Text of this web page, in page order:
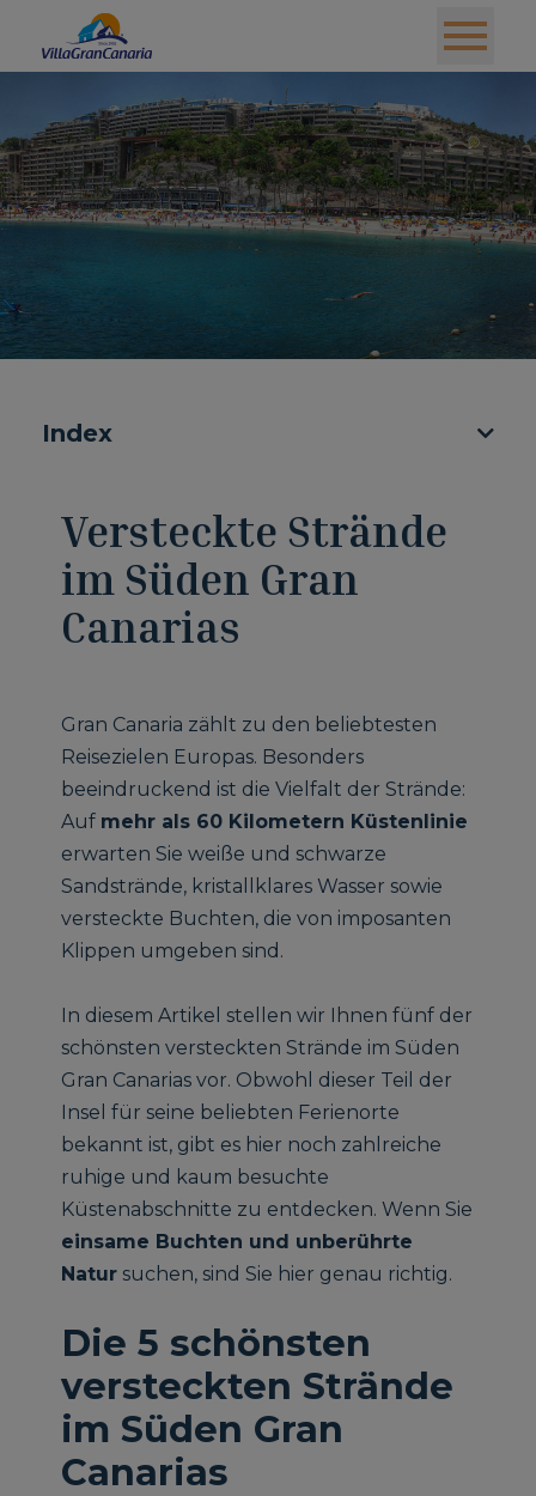
Index
Versteckte Strände
im Süden Gran
Canarias
Gran Canaria zählt zu den beliebtesten
Reisezielen Europas. Besonders
beeindruckend ist die Vielfalt der Strände:
Auf mehr als 60 Kilometern Küstenlinie
erwarten Sie weiße und schwarze
Sandstrände, kristallklares Wasser sowie
versteckte Buchten, die von imposanten
Klippen umgeben sind.
In diesem Artikel stellen wir Ihnen fünf der
schönsten versteckten Strände im Süden
Gran Canarias vor. Obwohl dieser Teil der
Insel für seine beliebten Ferienorte
bekannt ist, gibt es hier noch zahlreiche
ruhige und kaum besuchte
Küstenabschnitte zu entdecken. Wenn Sie
einsame Buchten und unberührte
Natur suchen, sind Sie hier genau richtig.
Die 5 schönsten
versteckten Strände
im Süden Gran
Canarias